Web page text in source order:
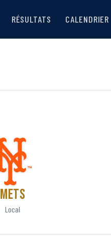
RÉSULTATS CALENDRIER
Mets
Local